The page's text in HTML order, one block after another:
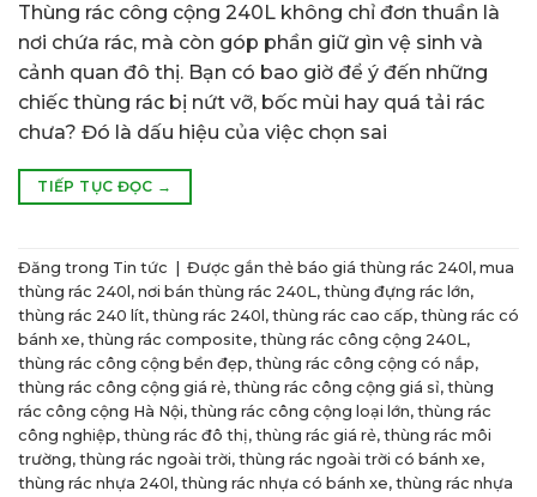
Thùng rác công cộng 240L không chỉ đơn thuần là
nơi chứa rác, mà còn góp phần giữ gìn vệ sinh và
cảnh quan đô thị. Bạn có bao giờ để ý đến những
chiếc thùng rác bị nứt vỡ, bốc mùi hay quá tải rác
chưa? Đó là dấu hiệu của việc chọn sai
TIẾP TỤC ĐỌC →
Đăng trong Tin tức Được gắn thẻ báo giá thùng rác 240l , mua
thùng rác 240l , nơi bán thùng rác 240L, thùng đựng rác lớn,
thùng rác 240 lít, thùng rác 240l , thùng rác cao cấp, thùng rác có
bánh xe, thùng rác composite, thùng rác công cộng 240L,
thùng rác công cộng bền đẹp, thùng rác công cộng có nắp,
thùng rác công cộng giá rẻ, thùng rác công cộng giá sỉ, thùng
rác công cộng Hà Nội, thùng rác công cộng loại lớn, thùng rác
công nghiệp, thùng rác đô thị, thùng rác giá rẻ, thùng rác môi
trường, thùng rác ngoài trời, thùng rác ngoài trời có bánh xe,
thùng rác nhựa 240l , thùng rác nhựa có bánh xe, thùng rác nhựa